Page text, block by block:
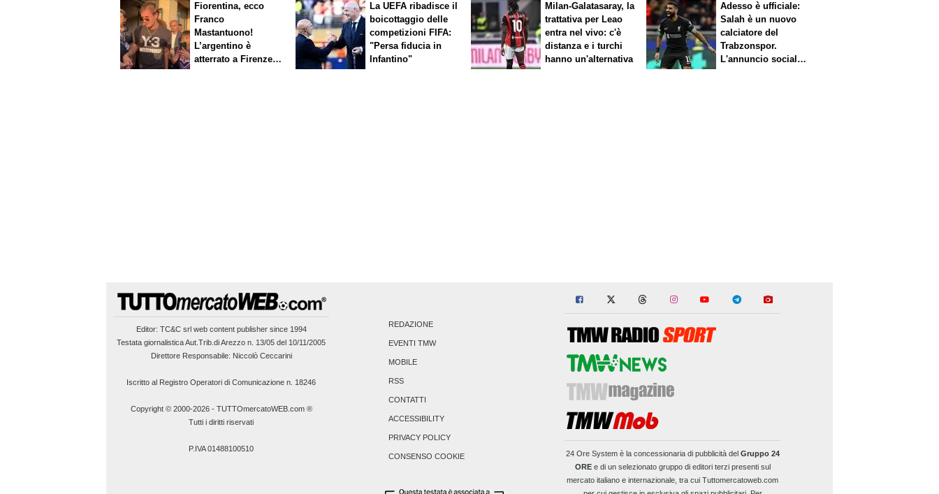
Fiorentina, ecco
Franco
Mastantuono!
L’argentino è
atterrato a Firenze,
La UEFA ribadisce il
boicottaggio delle
competizioni FIFA:
"Persa fiducia in
Infantino"
Milan-Galatasaray, la
trattativa per Leao
entra nel vivo: c'è
distanza e i turchi
hanno un'alternativa
Adesso è ufficiale:
Salah è un nuovo
calciatore del
Trabzonspor.
L'annuncio social
Editor: TC&C srl web content publisher since 1994
Testata giornalistica Aut.Trib.di Arezzo n. 13/05 del 10/11/2005
Direttore Responsabile: Niccolò Ceccarini
Iscritto al Registro Operatori di Comunicazione n. 18246
Copyright © 2000-2026- TUTTOmercatoWEB.com ®
Tutti i diritti riservati
P.IVA 01488100510
REDAZIONE
EVENTI TMW
MOBILE
RSS
CONTATTI
ACCESSIBILITY
PRIVACY POLICY
CONSENSO COOKIE 24 Ore Systemè la concessionaria di pubblicità del Gruppo 24
OREe di un selezionato gruppo di editori terzi presenti sul
mercato italiano e internazionale, tra cui Tuttomercatoweb.com